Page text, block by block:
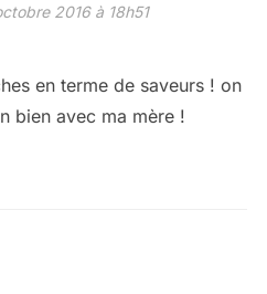
2016 à 18h51
en terme de saveurs ! on
bien avec ma mère !